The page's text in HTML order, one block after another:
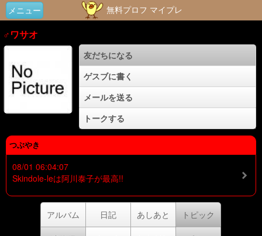
メニュー 無料プロフ マイプレ
♂ワサオ
友だちになる
ゲスブに書く
メールを送る
トークする
つぶやき
08/01 06:04:07
Skindole‐leは阿川泰子が最高!!
アルバム 日記 あしあと トピック